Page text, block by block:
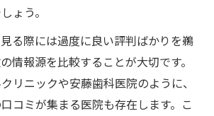
ょう。
る際には過度に良い評判ばかりを鵜
情報源を比較することが大切です。
リニックや安藤歯科医院のように、
コミが集まる医院も存在します。こ